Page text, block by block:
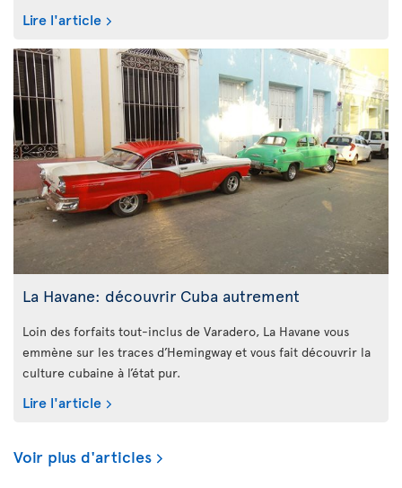
Lire l'article
La Havane: découvrir Cuba autrement
Loin des forfaits tout-inclus de Varadero, La Havane vous
emmène sur les traces d’Hemingway et vous fait découvrir la
culture cubaine à l’état pur.
Lire l'article
Voir plus d'articles